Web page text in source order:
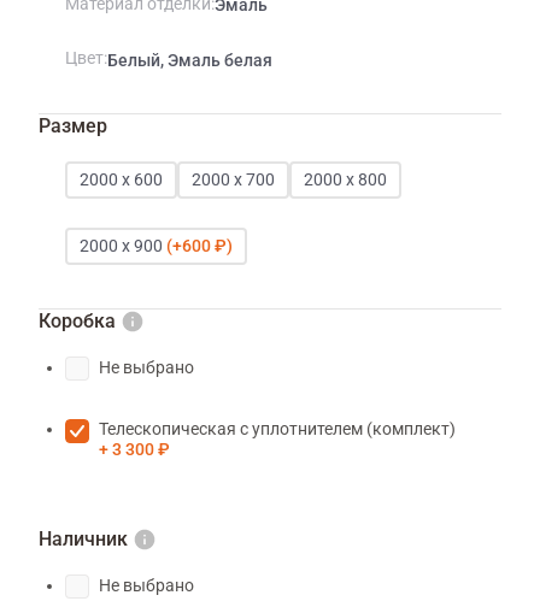
Эмаль
Цвет Белый, Эмаль белая
Размер
2000 х 600 2000 х 700 2000 х 800
2000 х 900 600 ₽
Коробка
Не выбрано
Телескопическая с уплотнителем (комплект)
3 300 ₽
Наличник
Не выбрано